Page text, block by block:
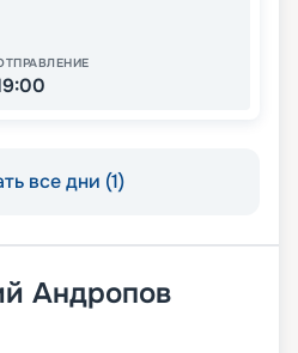
все дни (1)
Андропов